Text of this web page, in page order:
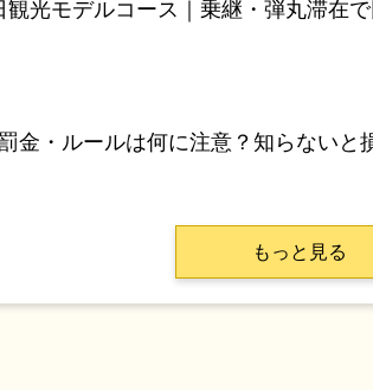
観光モデルコース｜乗継・弾丸滞在
金・ルールは何に注意？知らないと
もっと見る